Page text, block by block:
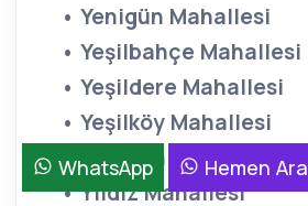
• Yenigün Mahallesi
• Yeşilbahçe Mahallesi
• Yeşildere Mahallesi
• Yeşilköy Mahallesi
• Yeşilova Mahallesi
• Yıldız Mahallesi
WhatsApp Hemen Ara